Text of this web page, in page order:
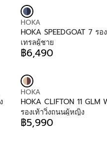
0
C
E
฿
5
,
9
0
:G
U
L
A
R
P
C
E
฿
6
,
9
V
E
N
D
O
:
HOKA
HOKA SPEEDGOAT 7 รอ
เทรลผู้ชาย
R
G
U
L
A
R
P
฿6,490
V
E
N
D
O
HOKA
HOKA CLIFTON 11 GLM
รองเท้าวิ่งถนนผู้หญิง
R
฿5,990